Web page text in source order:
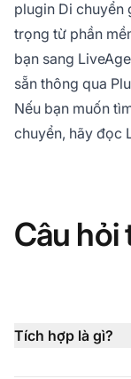
plugin Di chuyển
trọng từ phần
bạn sang
sẵn thông qua
Nếu bạn muốn
chuyển, hãy đọc
Câu hỏi
Tích hợp là gì?